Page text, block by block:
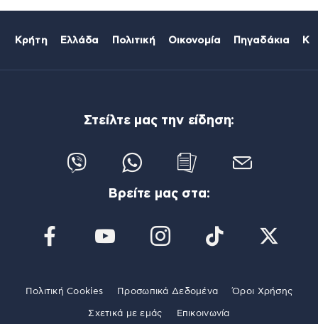
Κρήτη Ελλάδα Πολιτική Οικονομία Πηγαδάκια
Στείλτε μας την είδηση:
Βρείτε μας στα:
Πολιτική Cookies Προσωπικά Δεδομένα Όροι Χρήσης
Σχετικά με εμάς Επικοινωνία